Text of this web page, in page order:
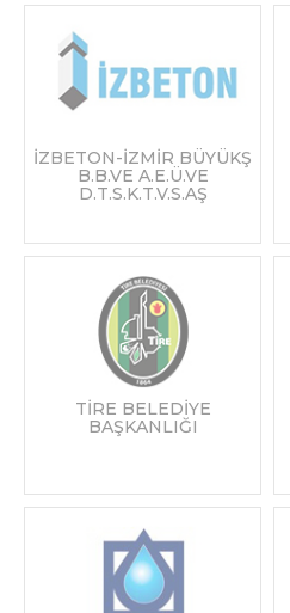
İZBETON-İZMİR BÜYÜKŞ
B.B.VE A.E.Ü.VE
D.T.S.K.T.V.S.AŞ
TİRE BELEDİYE
BAŞKANLIĞI